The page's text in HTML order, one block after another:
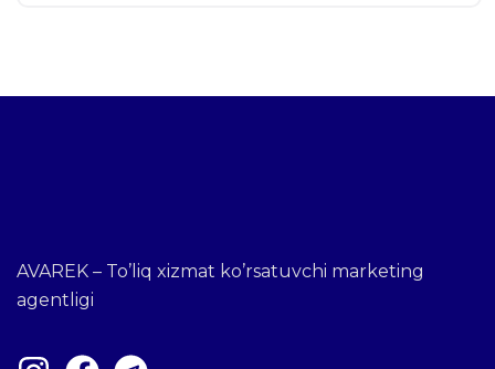
AVAREK – To’liq xizmat ko’rsatuvchi marketing
agentligi